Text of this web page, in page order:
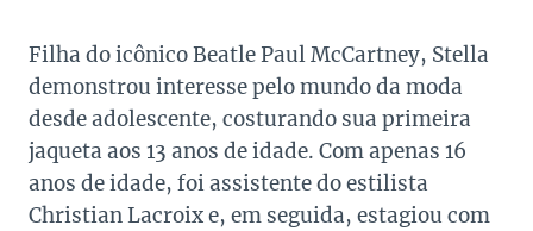
Filha do icônico Beatle Paul McCartney, Stella
demonstrou interesse pelo mundo da moda
desde adolescente, costurando sua primeira
jaqueta aos 13 anos de idade. Com apenas 16
anos de idade, foi assistente do estilista
Christian Lacroix e, em seguida, estagiou com